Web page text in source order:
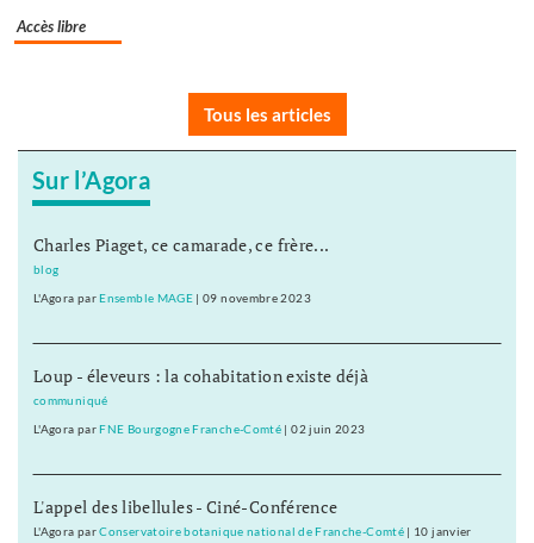
Accès libre
Tous les articles
Sur l’Agora
Charles Piaget, ce camarade, ce frère...
blog
L'Agora parEnsemble MAGE |09 novembre 2023
Loup - éleveurs : la cohabitation existe déjà
communiqué
L'Agora parFNE Bourgogne Franche-Comté |02 juin 2023
L'appel des libellules - Ciné-Conférence
L'Agora parConservatoire botanique national de Franche-Comté| 10 janvier